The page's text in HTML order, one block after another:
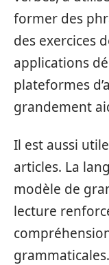
former des
des exercices
applications
plateformes
grandement
Il est aussi
articles. La
modèle de
lecture